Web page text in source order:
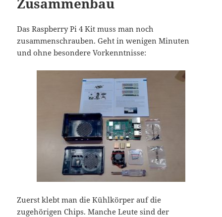
Das Raspberry Pi 4 Kit muss man noch
zusammenschrauben. Geht in wenigen Minuten
und ohne besondere Vorkenntnisse:
Zuerst klebt man die Kühlkörper auf die
zugehörigen Chips. Manche Leute sind der